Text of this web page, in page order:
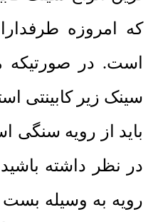
که امروزه
است. در صورتیکه
سینک زیر کابینتی
باید از رویه سنگی
در نظر داشته
رویه به وسیله